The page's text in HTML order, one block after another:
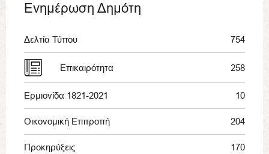
Ενημέρωση Δημότη
Δελτία Τύπου 754
Επικαιρότητα 258
Ερμιονίδα 1821-2021 10
Οικονομική Επιτροπή 204
Προκηρύξεις 170